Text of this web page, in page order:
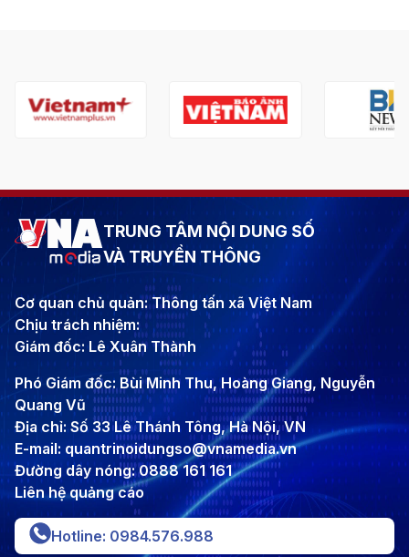
TRUNG TÂM NỘI DUNG SỐ
VÀ TRUYỀN THÔNG
Cơ quan chủ quản: Thông tấn xã Việt Nam
Chịu trách nhiệm:
Giám đốc: Lê Xuân Thành
Phó Giám đốc: Bùi Minh Thu, Hoàng Giang, Nguyễn
Quang Vũ
Địa chỉ: Số 33 Lê Thánh Tông, Hà Nội, VN
E-mail: quantrinoidungso@vnamedia.vn
Đường dây nóng: 0888 161 161
Liên hệ quảng cáo
Hotline: 0984.576.988